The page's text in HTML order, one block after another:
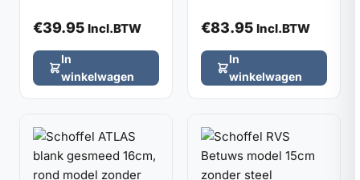
€39.95 Incl.BTW
In
winkelwagen
€83.95 Incl.BTW
In
winkelwagen